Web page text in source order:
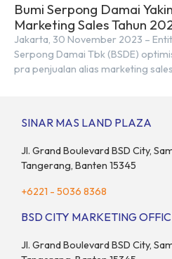
Bumi Serpong Damai
Marketing Sales Tahun
Jakarta, 30 November 2023 –
Serpong Damai Tbk (BSDE)
pra penjualan alias marketing
target. “Kami yakin target […]
SINAR MAS LAND PLAZA
Jl. Grand Boulevard BSD City,
Tangerang, Banten 15345
+6221 - 5036 8368
BSD CITY MARKETING
Jl. Grand Boulevard BSD City,